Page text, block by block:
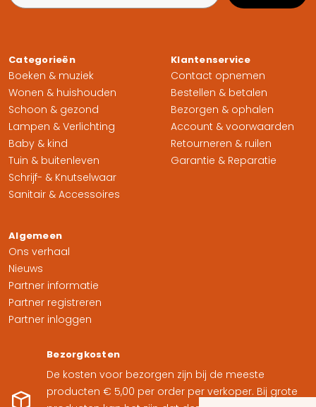
Categorieën
Boeken & muziek
Wonen & huishouden
Schoon & gezond
Lampen & Verlichting
Baby & kind
Tuin & buitenleven
Schrijf- & Knutselwaar
Sanitair & Accessoires
Klantenservice
Contact opnemen
Bestellen & betalen
Bezorgen & ophalen
Account & voorwaarden
Retourneren & ruilen
Garantie & Reparatie
Algemeen
Ons verhaal
Nieuws
Partner informatie
Partner registreren
Partner inloggen
Bezorgkosten
De kosten voor bezorgen zijn bij de meeste
producten € 5,00 per order per verkoper. Bij grote